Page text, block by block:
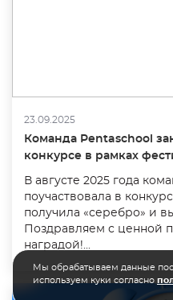
23.09.2025
Команда Pentaschool
конкурсе в рамках
В августе 2025 года
поучаствовала в
получила «серебро» и
Поздравляем с ценной
наградой!...
Мы обрабатываем данные
используем куки согласно